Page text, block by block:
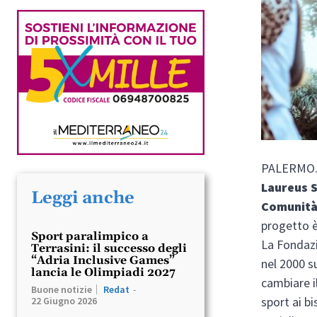
Leggi anche
Sport paralimpico a
Terrasini: il successo degli
“Adria Inclusive Games”
lancia le Olimpiadi 2027
Buone notizie Redat -
22 Giugno 2026
Laureus
progetto
La
nel 2000
cambiare
sport ai